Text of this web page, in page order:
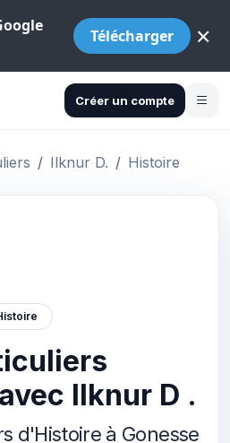
Télécharger ×
Créer un compte
Ilknur D. Histoire
Ilknur D .
d'Histoire à Gonesse